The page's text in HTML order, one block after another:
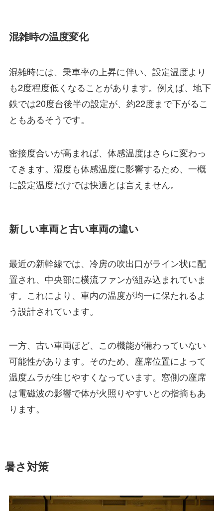
混雑時の温度変化
混雑時には、乗車率の上昇に伴い、設定温度より
も2度程度低くなることがあります。例えば、地下
鉄では20度台後半の設定が、約22度まで下がるこ
ともあるそうです。
密接度合いが高まれば、体感温度はさらに変わっ
てきます。湿度も体感温度に影響するため、一概
に設定温度だけでは快適とは言えません。
新しい車両と古い車両の違い
最近の新幹線では、冷房の吹出口がライン状に配
置され、中央部に横流ファンが組み込まれていま
す。これにより、車内の温度が均一に保たれるよ
う設計されています。
一方、古い車両ほど、この機能が備わっていない
可能性があります。そのため、座席位置によって
温度ムラが生じやすくなっています。窓側の座席
は電磁波の影響で体が火照りやすいとの指摘もあ
ります。
暑さ対策